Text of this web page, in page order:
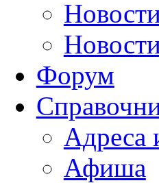
Форум
Адреса
Афиша